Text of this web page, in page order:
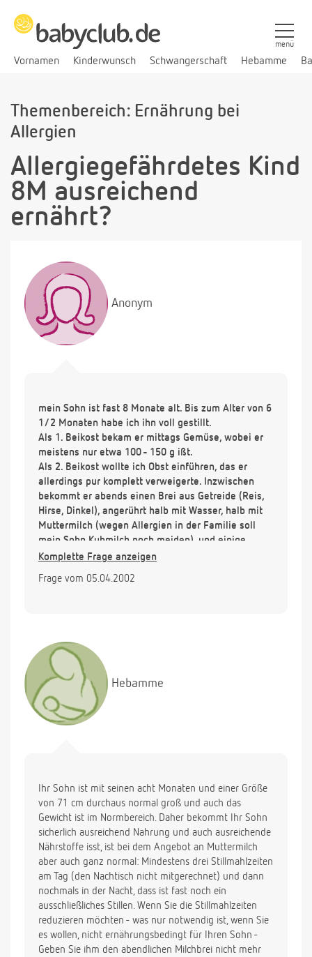
Vornamen Kinderwunsch Schwangerschaft Hebamme
menü
Themenbereich: Ernährung bei
Allergien
Allergiegefährdetes Kind
8M ausreichend
ernährt?
Anonym
mein Sohn ist fast 8 Monate alt. Bis zum Alter von 6
1/2 Monaten habe ich ihn voll gestillt.
Als 1. Beikost bekam er mittags Gemüse, wobei er
meistens nur etwa 100 - 150 g ißt.
Als 2. Beikost wollte ich Obst einführen, das er
allerdings pur komplett verweigerte. Inzwischen
bekommt er abends einen Brei aus Getreide (Reis,
Hirse, Dinkel), angerührt halb mit Wasser, halb mit
Muttermilch (wegen Allergien in der Familie soll
mein Sohn Kuhmilch noch meiden), und einige
Löffelchen
wieder nur ca. 100g. Stillmahlzeiten bekommt er
auch
nachts noch meistens 2-3mal mit Hunger! Sein
Gewicht beträgt bei 71 cm 8650 g.
Könnten Sie mir für den Abend einen sättigenderen
Brei empfehlen? Wenn ich einen zusätzlichen
Milch-
Vielen Dank für Ihre Antwort!
Komplette Frage anzeigen
Frage vom 05.04.2002
Hebamme
Ihr Sohn ist mit seinen acht Monaten und einer Größe
von 71 cm durchaus normal groß und auch das
Gewicht ist im Normbereich. Daher bekommt Ihr Sohn
sicherlich ausreichend Nahrung und auch ausreichende
Nährstoffe isst, ist bei dem Angebot an Muttermilch
aber auch ganz normal: Mindestens drei Stillmahlzeiten
am Tag (den Nachtisch nicht mitgerechnet) und dann
nochmals in der Nacht, dass ist fast noch ein
ausschließliches Stillen. Wenn Sie die Stillmahlzeiten
reduzieren möchten - was nur notwendig ist, wenn Sie
es wollen, nicht ernährungsbedingt für Ihren Sohn -
Geben Sie ihm den abendlichen Milchbrei nicht mehr